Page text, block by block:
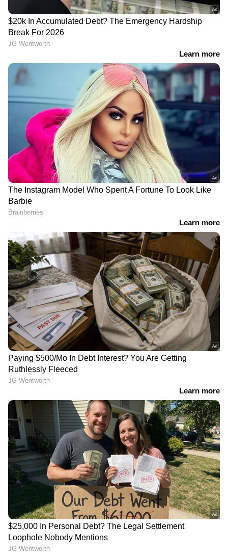
കേരളത്തിലെ എല്ലാ വാർത്തകൾKerala
Newsഅറിയാൻ എപ്പോഴും ഏഷ്യാനെറ്റ്
ന്യൂസ് വാർത്തകൾ.Malayalam News
തത്സമയ അപ്‌ഡേറ്റുകളും ആഴത്തിലുള്ള
വിശകലനവും സമഗ്രമായ റിപ്പോർട്ടിംഗും —
എല്ലാം ഒരൊറ്റ സ്ഥലത്ത്. ഏത് സമയത്തും,
എവിടെയും വിശ്വസനീയമായ വാർത്തകൾ
ലഭിക്കാൻ
ABOUT THE AUTHOR
AS Aishwarya S Babu
കോഴിക്കോട് കാണാതായി
Follow Us
DOWNLOAD APP